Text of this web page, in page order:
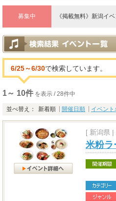
募集中 《掲載無料》新潟イ
6/25～6/30で検索しています。
1～ 10件 を表示 / 28件中
並べ替え： 新着順 開催日順 イベン
[ 新潟県 |
米粉ラ